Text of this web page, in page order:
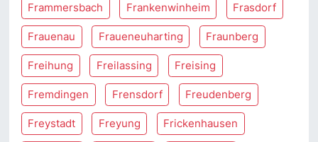
Frammersbach Frankenwinheim Frasdorf
Frauenau Fraueneuharting Fraunberg
Freihung Freilassing Freising
Fremdingen Frensdorf Freudenberg
Freystadt Freyung Frickenhausen